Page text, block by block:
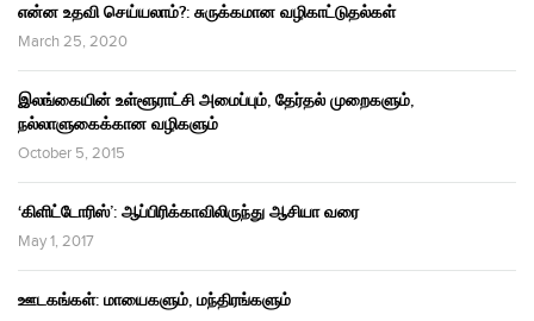
என்ன உதவி செய்யலாம்?: சுருக்கமான வழிகாட்டுதல்கள்
March 25, 2020
இலங்கையின் உள்ளூராட்சி அமைப்பும், தேர்தல் முறைகளும்,
நல்லாளுகைக்கான வழிகளும்
October 5, 2015
‘கிளிட்டோரிஸ்’: ஆப்பிரிக்காவிலிருந்து ஆசியா வரை
May 1, 2017
ஊடகங்கள்: மாயைகளும், மந்திரங்களும்